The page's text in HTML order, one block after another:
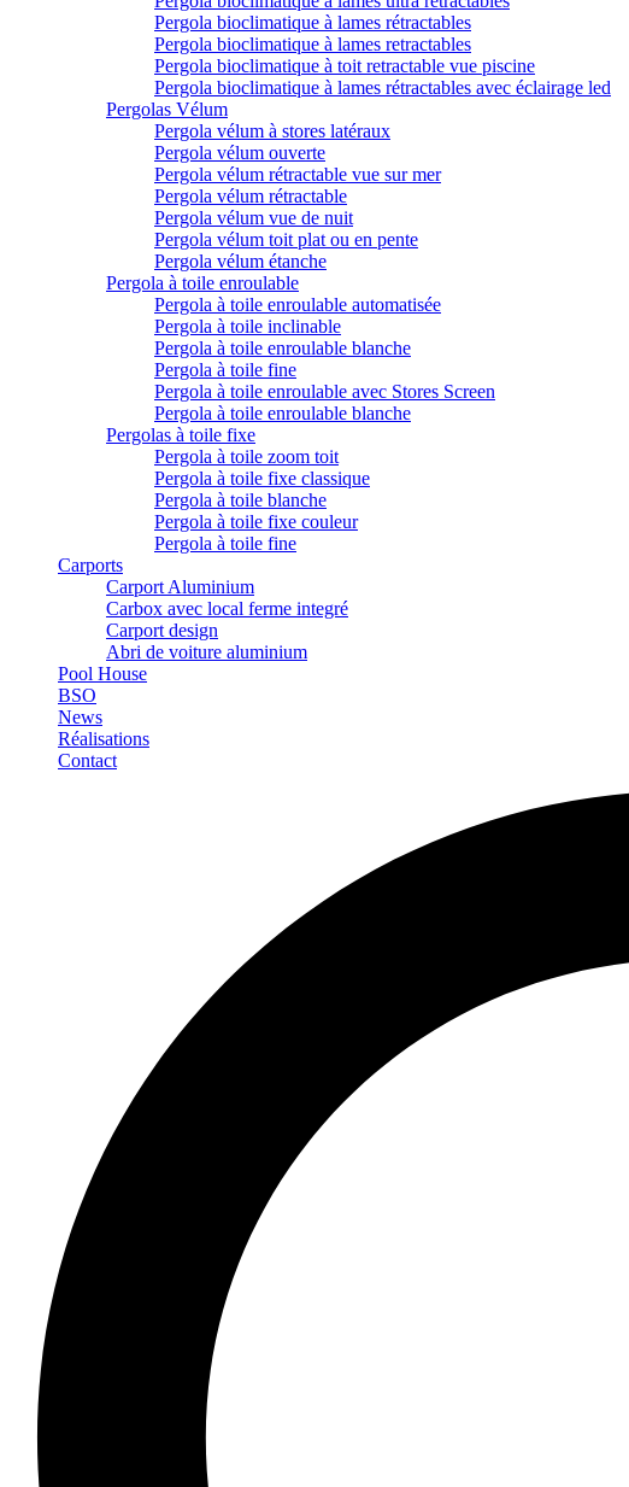
Pergola bioclimatique à lames rétractables
Pergola bioclimatique à lames retractables
Pergola bioclimatique à toit retractable vue piscine
Pergola bioclimatique à lames rétractables avec éclairage led
Pergolas Vélum
Pergola vélum à stores latéraux
Pergola vélum ouverte
Pergola vélum rétractable vue sur mer
Pergola vélum rétractable
Pergola vélum vue de nuit
Pergola vélum toit plat ou en pente
Pergola vélum étanche
Pergola à toile enroulable
Pergola à toile enroulable automatisée
Pergola à toile inclinable
Pergola à toile enroulable blanche
Pergola à toile fine
Pergola à toile enroulable avec Stores Screen
Pergola à toile enroulable blanche
Pergolas à toile fixe
Pergola à toile zoom toit
Pergola à toile fixe classique
Pergola à toile blanche
Pergola à toile fixe couleur
Pergola à toile fine
Carports
Carport Aluminium
Carbox avec local ferme integré
Carport design
Abri de voiture aluminium
Pool House
BSO
News
Réalisations
Contact